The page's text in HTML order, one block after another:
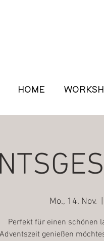
Mo., 14. Nov.
Perfekt für einen schönen
Adventszeit genießen
HOME